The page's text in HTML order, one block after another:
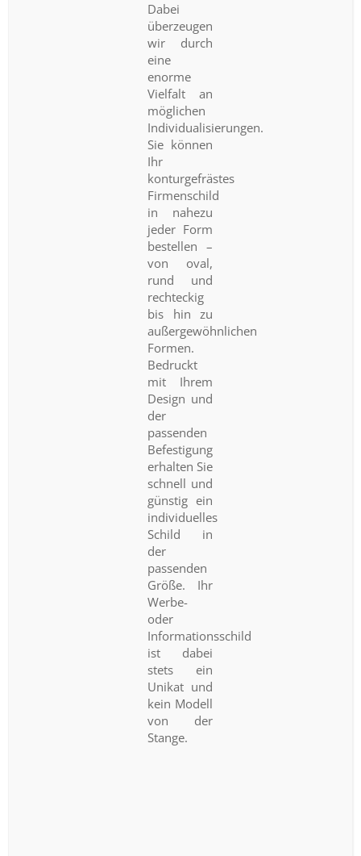
Dabei
überzeugen
wir durch
eine
enorme
Vielfalt an
möglichen
Individualisierungen.
Sie können
Ihr
konturgefrästes
Firmenschild
in nahezu
jeder Form
bestellen –
von oval,
rund und
rechteckig
bis hin zu
außergewöhnlichen
Formen.
Bedruckt
mit Ihrem
Design und
der
passenden
Befestigung
erhalten Sie
schnell und
günstig ein
individuelles
Schild in
der
passenden
Größe. Ihr
Werbe-
oder
Informationsschild
ist dabei
stets ein
Unikat und
kein Modell
von der
Stange.